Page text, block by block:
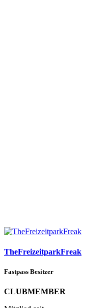
TheFreizeitparkFreak
Fastpass Besitzer
CLUBMEMBER